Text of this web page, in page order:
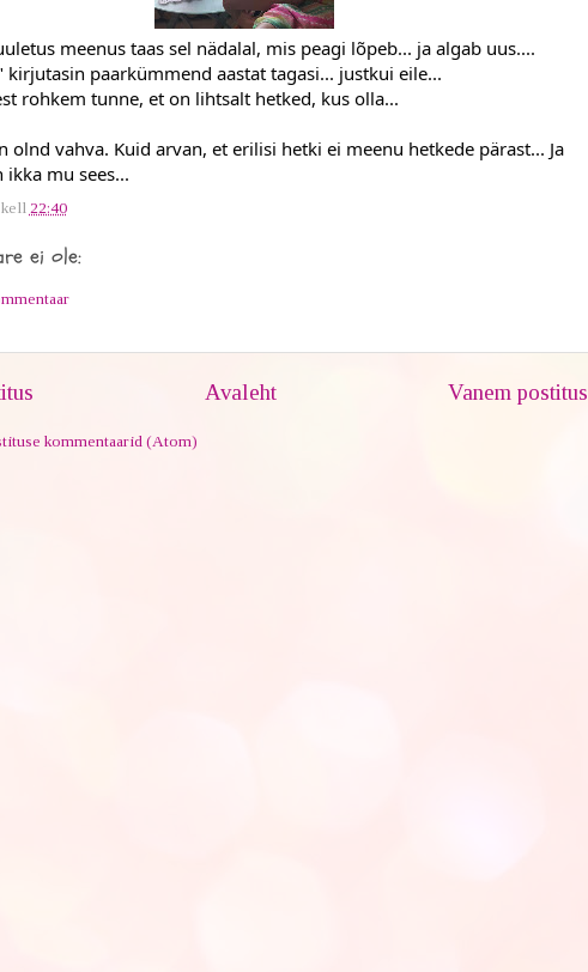
meenus taas sel nädalal, mis peagi lõpeb... ja algab uus....
kirjutasin paarkümmend aastat tagasi... justkui eile...
rohkem tunne, et on lihtsalt hetked, kus olla...
olnd vahva. Kuid arvan, et erilisi hetki ei meenu hetkede pärast... Ja
ikka mu sees...
kell 22:40
ei ole:
Vanem postitus
Avaleht
kommentaarid (Atom)